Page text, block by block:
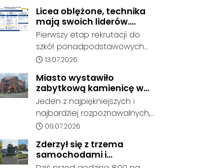
Licea oblężone, technika
mają swoich liderów.
Znamy wstępne wyniki
rekrutacji do szkół w
powiecie
Pierwszy etap rekrutacji do
szkół ponadpodstawowych
prowadzonych przez Powiat
pokazuje coraz wyraźniejsze
preferencje tegorocznych
absolwentów szkół
podstawowych. Dane dotyczą
kandydatów, którzy wskazali
dany oddział jako pierwszy
wybór, dlatego nie stanowią
jeszcze ostatecznego wyniku
Data dodania artykułu:
13.07.2026
Miasto wystawiło
zabytkową kamienicę w
Porcie na sprzedaż. W
dawnym hotelu mają
powstać mieszkania
Jeden z najpiękniejszych i
najbardziej rozpoznawalnych,
ale też najbardziej
Portu został wystawiony na
sprzedaż. Gmina Kędzierzyn-
Data dodania artykułu:
09.07.2026
Zderzył się z trzema
samochodami i
kontynuował jazdę. Seria